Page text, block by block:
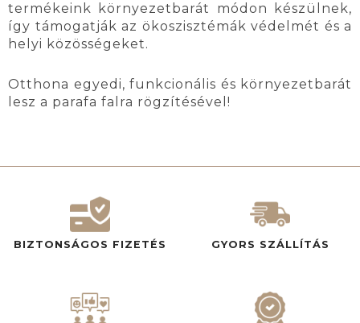
termékeink környezetbarát módon készülnek,
így támogatják az ökoszisztémák védelmét és a
helyi közösségeket.
Otthona egyedi, funkcionális és környezetbarát
lesz a parafa falra rögzítésével!
BIZTONSÁGOS FIZETÉS GYORS SZÁLLÍTÁS